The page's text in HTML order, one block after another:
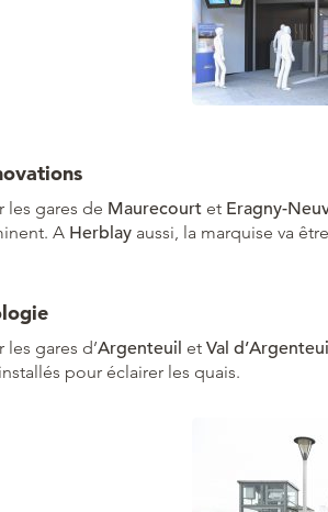
les gares de Maurecourt et Eragny-
A Herblay aussi, la marquise va
les gares d’Argenteuil et Val
pour éclairer les quais.